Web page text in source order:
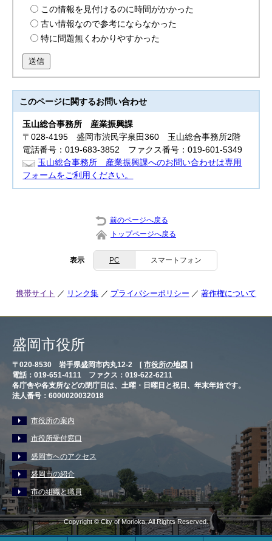
この情報を見付けるのに時間がかかった
古い情報なので参考にならなかった
特に問題無くわかりやすかった
送信
このページに関するお問い合わせ
玉山総合事務所産業振興課
〒028-4195 盛岡市渋民字泉田360 玉山総合事務所2階
電話番号：019-683-3852 ファクス番号：019-601-5349
玉山総合事務所 産業振興課へのお問い合わせは専用
フォームをご利用ください。
前のページへ戻る
トップページへ戻る
表示 PC スマートフォン
携帯サイト リンク集 プライバシーポリシー 著作権について
盛岡市役所
〒020-8530 岩手県盛岡市内丸12-2 [ 市役所の地図 ］
電話：019-651-4111 ファクス：019-622-6211
各庁舎や各支所などの閉庁日は、土曜・日曜日と祝日、年末年始です。
法人番号：6000020032018
市役所の案内
市役所受付窓口
盛岡市へのアクセス
盛岡市の紹介
市の組織と職員
Copyright © City of Morioka, All Rights Reserved.